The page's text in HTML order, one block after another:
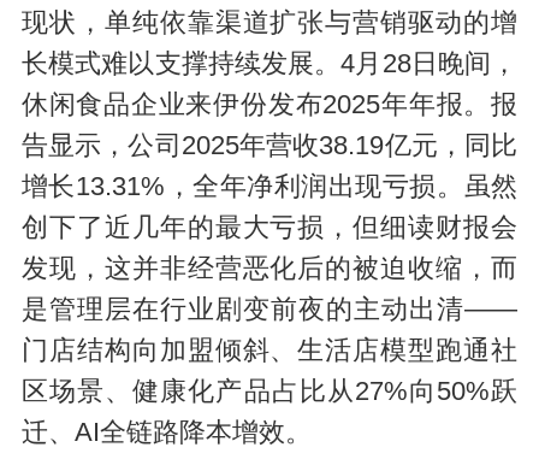
现状，单纯依靠渠道扩张与营销驱动的增
长模式难以支撑持续发展。4月28日晚间，
休闲食品企业来伊份发布2025年年报。报
告显示，公司2025年营收38.19亿元，同比
增长13.31%，全年净利润出现亏损。虽然
创下了近几年的最大亏损，但细读财报会
发现，这并非经营恶化后的被迫收缩，而
是管理层在行业剧变前夜的主动出清——
门店结构向加盟倾斜、生活店模型跑通社
区场景、健康化产品占比从27%向50%跃
迁、AI全链路降本增效。